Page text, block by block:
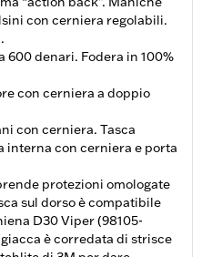
con cerniera regolabili.
600 denari. Fodera in 100%
con cerniera a doppio
con cerniera. Tasca
interna con cerniera e porta
protezioni omologate
sul dorso è compatibile
D30 Viper (98105-
è corredata di strisce